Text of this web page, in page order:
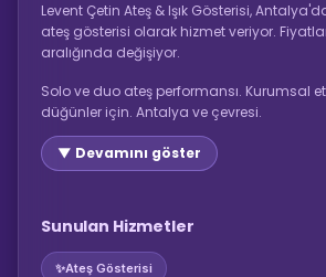
Levent Çetin Ateş & Işık Gösterisi,
ateş gösterisi olarak hizmet veriyor.
aralığında değişiyor.
Solo ve duo ateş performansı. Kurumsal
düğünler için. Antalya ve çevresi.
▼ Devamını göster
Sunulan Hizmetler
✨Ateş Gösterisi